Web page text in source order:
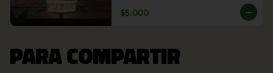
$5.000
PARA COMPARTIR